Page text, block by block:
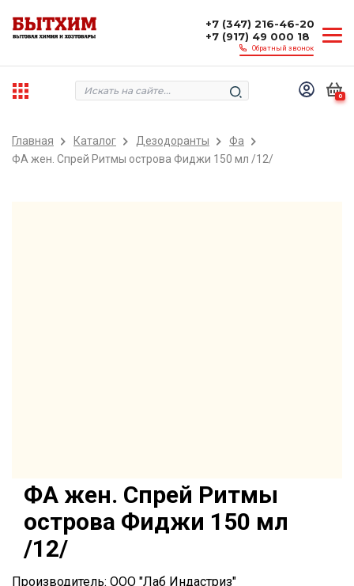
+7 (347) 216-46-20
+7 (917) 49 000 18
Обратный звонок
0
Главная Каталог Дезодоранты
Фа
ФА жен. Спрей Ритмы острова Фиджи 150 мл /12/
ФА жен. Спрей Ритмы
острова Фиджи 150 мл
/12/
Производитель: ООО "Лаб Индастриз"